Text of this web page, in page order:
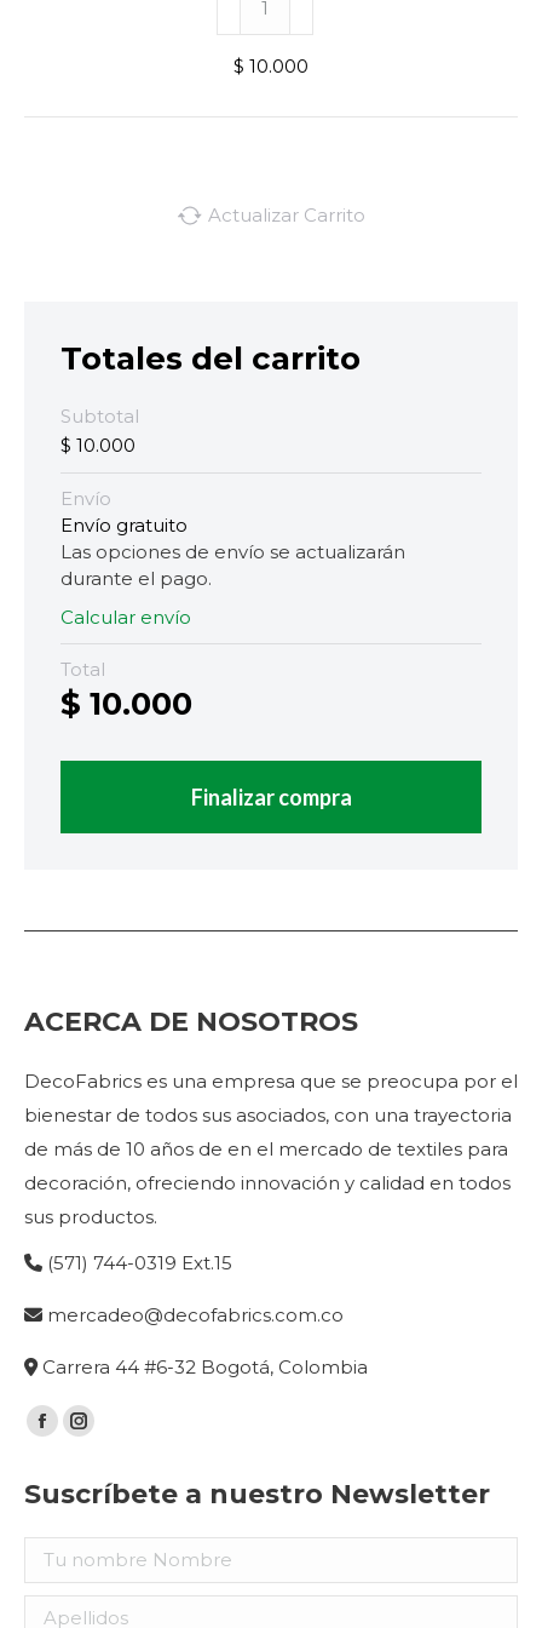
Decofabrics
$ 10.000
Totales del carrito
Subtotal
$ 10.000
Envío
Envío gratuito
Las opciones de envío se actualizarán
durante el pago.
Calcular envío
Total
$ 10.000
Finalizar compra
ACERCA DE NOSOTROS
DecoFabrics es una empresa que se preocupa por el
bienestar de todos sus asociados, con una trayectoria
de más de 10 años de en el mercado de textiles para
decoración, ofreciendo innovación y calidad en todos
sus productos.
(571) 744-0319 Ext.15
mercadeo@decofabrics.com.co
Carrera 44 #6-32 Bogotá, Colombia
Encuéntranos en:
Facebook
opens
new
window
Instagram
opens
new
window
Suscríbete a nuestro Newsletter